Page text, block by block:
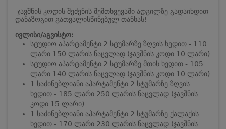
ჯავშნის კოდის შეძენის შემთხვევაში ადგილზე გადაიხდით
დანაზოგით გათვალისწინებულ თანხას!
ივლისი/აგვისტო:
სტუდიო აპარტამენტი 2 სტუმარზე ზღვის ხედით - 110
ლარი 150 ლარის ნაცვლად (ჯავშნის კოდი 10 ლარი)
სტუდიო აპარტამენტი 2 სტუმარზე მთის ხედით - 105
ლარი 140 ლარის ნაცვლად (ჯავშნის კოდი 10 ლარი)
1 საძინებლიანი აპარტამენტი 2 სტუმარზე ზღვის
ხედით - 185 ლარი 250 ლარის ნაცვლად (ჯავშნის
კოდი 15 ლარი)
1 საძინებლიანი აპარტამენტი 2 სტუმარზე ქალაქის
ხედით - 170 ლარი 230 ლარის ნაცვლად (ჯავშნის